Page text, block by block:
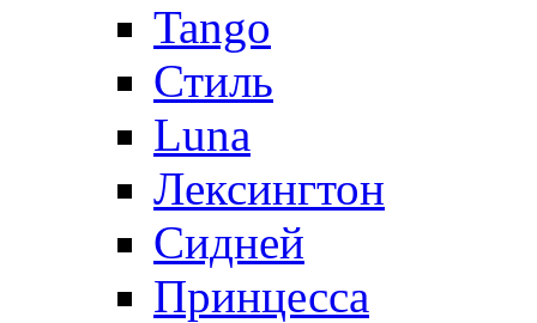
Tango
Стиль
Luna
Лексингтон
Сидней
Принцесса